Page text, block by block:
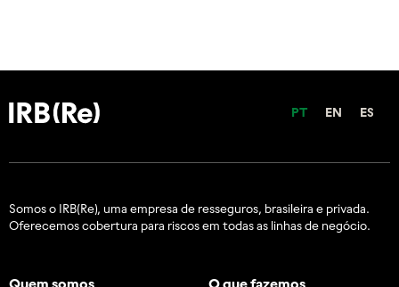
PT EN ES
Somos o IRB(Re), uma empresa de resseguros, brasileira e privada.
Oferecemos cobertura para riscos em todas as linhas de negócio.
Quem somos O que fazemos